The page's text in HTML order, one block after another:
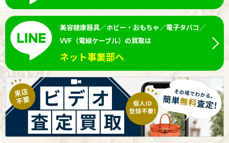
美容健康器具／ホビー・おもちゃ／電子タバコ／
VVF（電線ケーブル）の買取は
ネット事業部へ